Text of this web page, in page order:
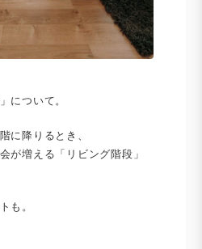
について。
に降りるとき、
が増える「リビング階段」
も。